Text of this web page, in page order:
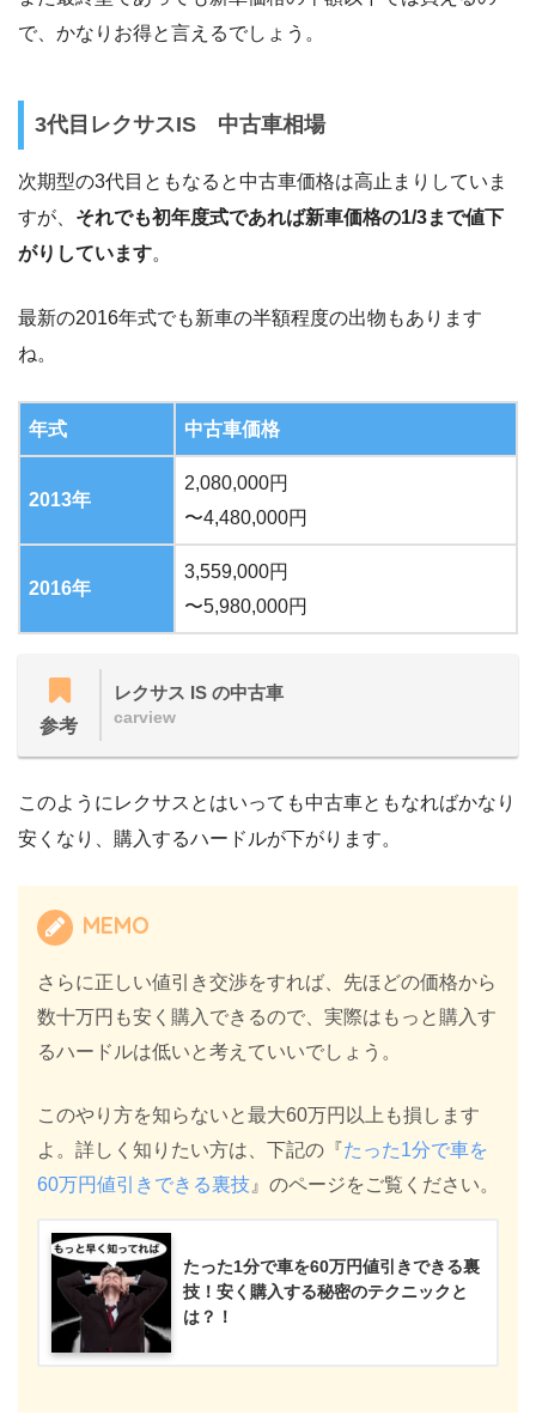
で、かなりお得と言えるでしょう。
3代目レクサスIS 中古車相場
次期型の3代目ともなると中古車価格は高止まりしていま
すが、 それでも初年度式であれば新車価格の1/3まで値下
がりしています。
最新の2016年式でも新車の半額程度の出物もあります
ね。
年式 中古車価格
2013年
2,080,000円
〜4,480,000円
2016年
3,559,000円
〜5,980,000円
参考
レクサス IS の中古車
carview
このようにレクサスとはいっても中古車ともなればかなり
安くなり、購入するハードルが下がります。
MEMO
さらに正しい値引き交渉をすれば、先ほどの価格から
数十万円も安く購入できるので、実際はもっと購入す
るハードルは低いと考えていいでしょう。
このやり方を知らないと最大60万円以上も損します
よ。詳しく知りたい方は、下記の『たった1分で車を
60万円値引きできる裏技 』のページをご覧ください。
たった1分で車を60万円値引きできる裏
技！安く購入する秘密のテクニックと
は？！